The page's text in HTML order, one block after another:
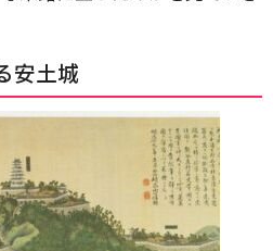
安土城